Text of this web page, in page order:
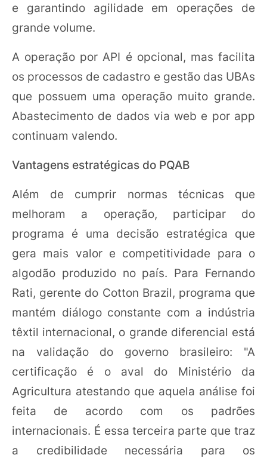
e garantindo agilidade em operações de
grande volume.
A operação por API é opcional, mas facilita
os processos de cadastro e gestão das UBAs
que possuem uma operação muito grande.
Abastecimento de dados via web e por app
continuam valendo.
Vantagens estratégicas do PQAB
Além de cumprir normas técnicas que
melhoram a operação, participar do
programa é uma decisão estratégica que
gera mais valor e competitividade para o
algodão produzido no país. Para Fernando
Rati, gerente do Cotton Brazil, programa que
mantém diálogo constante com a indústria
têxtil internacional, o grande diferencial está
na validação do governo brasileiro: "A
certificação é o aval do Ministério da
Agricultura atestando que aquela análise foi
feita de acordo com os padrões
internacionais. É essa terceira parte que traz
a credibilidade necessária para os